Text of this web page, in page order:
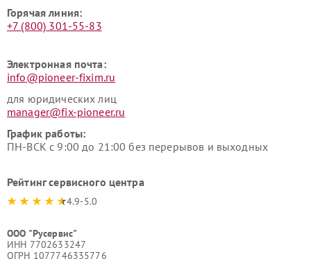
Горячая линия:
+7 (800) 301-55-83
Электронная почта:
info@pioneer-fixim.ru
для юридических лиц
manager@fix-pioneer.ru
График работы:
ПН-ВСК с 9:00 до 21:00 без перерывов и выходных
Рейтинг сервисного центра
4.9-5.0
ООО "Русервис"
ИНН 7702633247
ОГРН 1077746335776